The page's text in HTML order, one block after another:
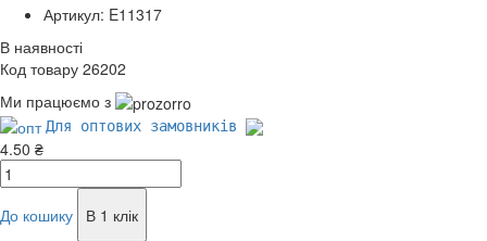
Артикул: E11317
В наявності
Код товару 26202
Ми працюємо з
Для оптових замовників
4.50 ₴
До кошику
В 1 клік